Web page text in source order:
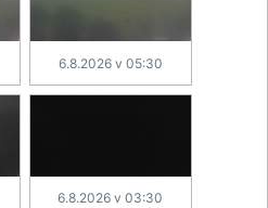
6.8.2026 v 05:30
6.8.2026 v 03:30